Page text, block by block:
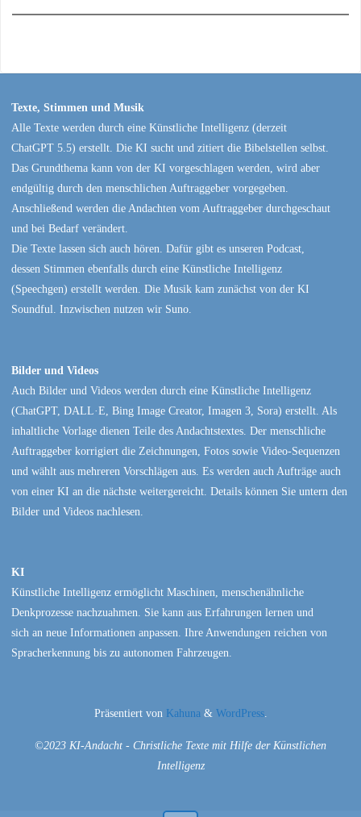
Texte, Stimmen und Musik
Alle Texte werden durch eine Künstliche Intelligenz (derzeit
ChatGPT 5.5) erstellt. Die KI sucht und zitiert die Bibelstellen selbst.
Das Grundthema kann von der KI vorgeschlagen werden, wird aber
endgültig durch den menschlichen Auftraggeber vorgegeben.
Anschließend werden die Andachten vom Auftraggeber durchgeschaut
und bei Bedarf verändert.
Die Texte lassen sich auch hören. Dafür gibt es unseren Podcast,
dessen Stimmen ebenfalls durch eine Künstliche Intelligenz
(Speechgen) erstellt werden. Die Musik kam zunächst von der KI
Soundful. Inzwischen nutzen wir Suno.
Bilder und Videos
Auch Bilder und Videos werden durch eine Künstliche Intelligenz
(ChatGPT, DALL·E, Bing Image Creator, Imagen 3, Sora) erstellt. Als
inhaltliche Vorlage dienen Teile des Andachtstextes. Der menschliche
Auftraggeber korrigiert die Zeichnungen, Fotos sowie Video-Sequenzen
und wählt aus mehreren Vorschlägen aus. Es werden auch Aufträge auch
von einer KI an die nächste weitergereicht. Details können Sie untern den
Bilder und Videos nachlesen.
KI
Künstliche Intelligenz ermöglicht Maschinen, menschenähnliche
Denkprozesse nachzuahmen. Sie kann aus Erfahrungen lernen und
sich an neue Informationen anpassen. Ihre Anwendungen reichen von
Spracherkennung bis zu autonomen Fahrzeugen.
Präsentiert vonKahuna& WordPress.
©2023 KI-Andacht - Christliche Texte mit Hilfe der Künstlichen
Intelligenz